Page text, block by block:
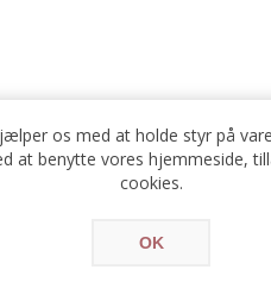
LOGIN /
ekspediton ved
os med at holde styr på
at benytte vores hjemmeside,
cookies.
OK